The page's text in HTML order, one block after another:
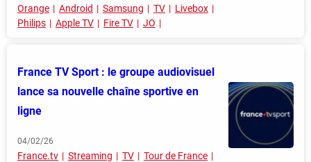
Orange
Android Samsung TV
Livebox
Philips
Apple TV Fire TV JO
France TV Sport : le groupe audiovisuel
lance sa nouvelle chaîne sportive en
ligne
04/02/26
France.tv Streaming TV
Tour de France